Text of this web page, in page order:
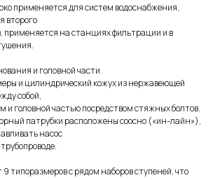
применяется для систем водоснабжения,
второго
применяется на станциях фильтрации и в
и головной части.
и цилиндрический кожух из нержавеющей
собой,
и головной частью посредством стяжных болтов.
патрубки расположены соосно («ин-лайн»),
насос
типоразмеров с рядом наборов ступеней, что